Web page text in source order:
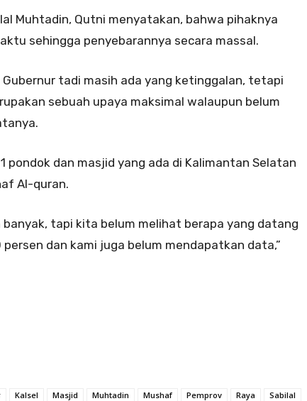
Muhtadin, Qutni menyatakan, bahwa pihaknya
sehingga penyebarannya secara massal.
tadi masih ada yang ketinggalan, tetapi
sebuah upaya maksimal walaupun belum
pondok dan masjid yang ada di Kalimantan Selatan
Al-quran.
banyak, tapi kita belum melihat berapa yang datang
dan kami juga belum mendapatkan data,”
Kalsel Masjid Muhtadin Mushaf Pemprov Raya Sabilal